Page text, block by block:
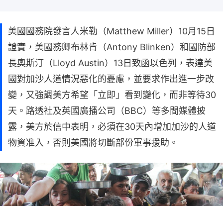
美國國務院發言人米勒（Matthew Miller）10月15日
證實，美國務卿布林肯（Antony Blinken）和國防部
長奧斯汀（Lloyd Austin）13日致函以色列，表達美
國對加沙人道情況惡化的憂慮，並要求作出進一步改
變，又強調美方希望「立即」看到變化，而非等待30
天。路透社及英國廣播公司（BBC）等多間媒體披
露，美方於信中表明，必須在30天內增加加沙的人道
物資准入，否則美國將切斷部份軍事援助。